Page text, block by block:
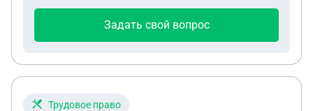
Задать свой вопрос
Трудовое право